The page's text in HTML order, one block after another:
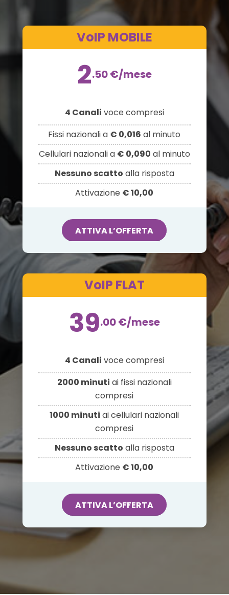
VoIP MOBILE
2.50€/mese
4 Canali voce compresi
Fissi nazionali a € 0,016 al minuto
Cellulari nazionali a € 0,090 al minuto
Nessuno scatto alla risposta
Attivazione € 10,00
ATTIVA L’OFFERTA
VoIP FLAT
39.00€/mese
4 Canali voce compresi
2000 minuti ai fissi nazionali
compresi
1000 minuti ai cellulari nazionali
compresi
Nessuno scatto alla risposta
Attivazione € 10,00
ATTIVA L’OFFERTA